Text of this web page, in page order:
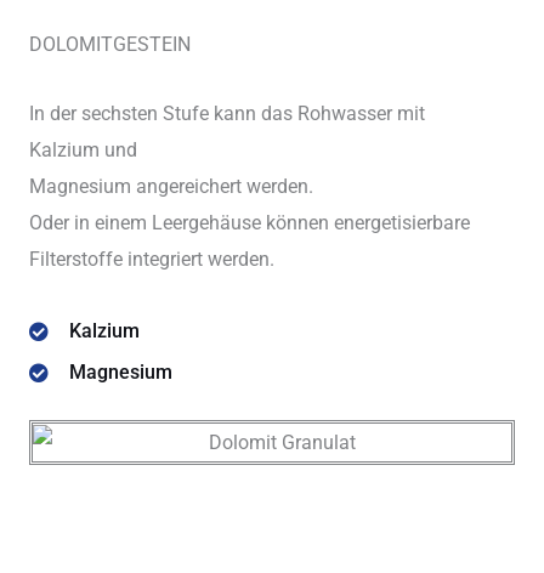
DOLOMITGESTEIN
In der sechsten Stufe kann das Rohwasser mit
Kalzium und
Magnesium angereichert werden.
Oder in einem Leergehäuse können energetisierbare
Filterstoffe integriert werden.
Kalzium
Magnesium